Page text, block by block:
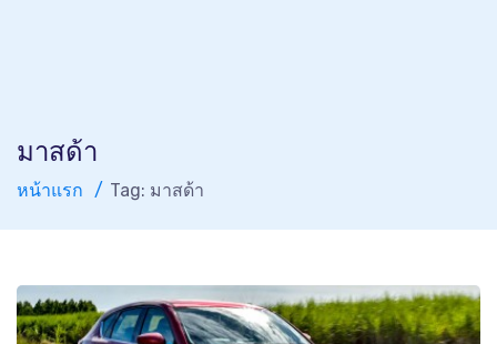
มาสด้า
หน้าแรก Tag: มาสด้า